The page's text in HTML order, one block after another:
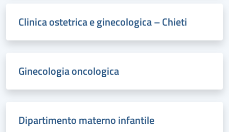
Clinica ostetrica e ginecologica – Chieti
Ginecologia oncologica
Dipartimento materno infantile